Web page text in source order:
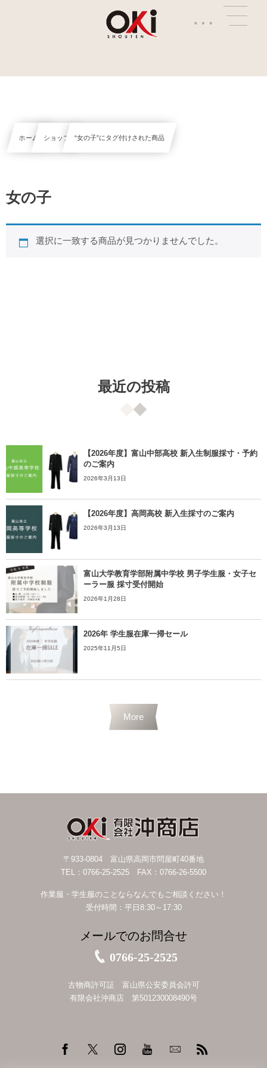
…
ホーム ショップ “女の子”にタグ付けされた商品
女の子
選択に一致する商品が見つかりませんでした。
最近の投稿
【2026年度】富山中部高校 新入生制服採寸・予約
のご案内
2026年3月13日
【2026年度】高岡高校 新入生採寸のご案内
2026年3月13日
富山大学教育学部附属中学校 男子学生服・女子セ
ーラー服 採寸受付開始
2026年1月28日
2026年 学生服在庫一掃セール
2025年11月5日
More
〒933-0804 富山県高岡市問屋町40番地
TEL：0766-25-2525 FAX：0766-26-5500
作業服・学生服のことならなんでもご相談ください！
受付時間：平日8:30～17:30
メールでのお問合せ
0766-25-2525
古物商許可証 富山県公安委員会許可
有限会社沖商店 第501230008490号